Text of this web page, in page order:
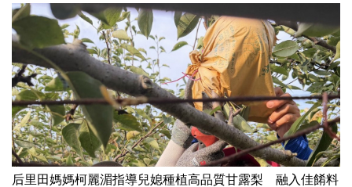
后里田媽媽柯麗湄指導兒媳種植高品質甘露梨 融入佳餚料